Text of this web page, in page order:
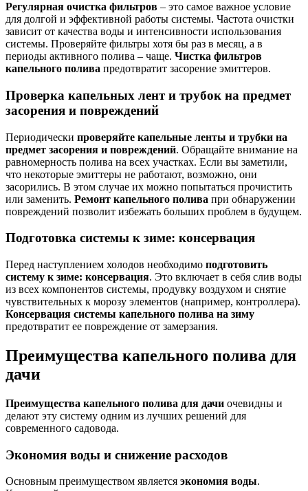
Регулярная очистка фильтров – это самое важное условие
для долгой и эффективной работы системы. Частота очистки
зависит от качества воды и интенсивности использования
системы. Проверяйте фильтры хотя бы раз в месяц, а в
периоды активного полива – чаще. Чистка фильтров
капельного полива предотвратит засорение эмиттеров.
Проверка капельных лент и трубок на предмет
засорения и повреждений
Периодически проверяйте капельные ленты и трубки на
предмет засорения и повреждений. Обращайте внимание на
равномерность полива на всех участках. Если вы заметили,
что некоторые эмиттеры не работают, возможно, они
засорились. В этом случае их можно попытаться прочистить
или заменить. Ремонт капельного полива при обнаружении
повреждений позволит избежать больших проблем в будущем.
Подготовка системы к зиме: консервация
Перед наступлением холодов необходимо подготовить
систему к зиме: консервация. Это включает в себя слив воды
из всех компонентов системы, продувку воздухом и снятие
чувствительных к морозу элементов (например, контроллера).
Консервация системы капельного полива на зиму
предотвратит ее повреждение от замерзания.
Преимущества капельного полива для
дачи
Преимущества капельного полива для дачи очевидны и
делают эту систему одним из лучших решений для
современного садовода.
Экономия воды и снижение расходов
Основным преимуществом является экономия воды.